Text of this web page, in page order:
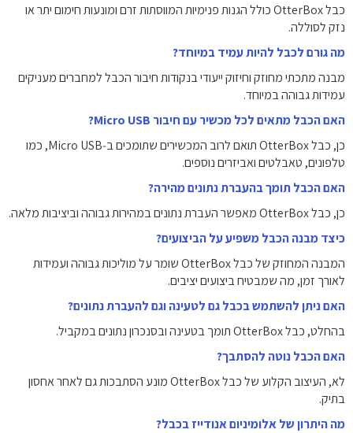
כבל OtterBox כולל הגנות פנימיות המווסתות זרם ומונעות חימום יתר או
נזק לסוללה.
מה גורם לכבל להיות עמיד במיוחד?
מבנה מתכתי מחוזק וחיזוק ייעודי בנקודות חיבור הכבל למחברים מעניקים
עמידות גבוהה במיוחד.
האם הכבל מתאים לכל מכשיר עם חיבור Micro USB?
כן, כבל OtterBox תואם לרוב המכשירים שתומכים ב‑Micro USB, כמו
טלפונים, טאבלטים ואביזרים נוספים.
האם הכבל תומך בהעברת נתונים מהירה?
כן, כבל OtterBox מאפשר העברת נתונים במהירות גבוהה וביציבות מלאה.
כיצד מבנה הכבל משפיע על הביצועים?
המבנה המחוזק של כבל OtterBox שומר על מוליכות גבוהה ועמידות
לאורך זמן, מה שמבטיח ביצועים יציבים.
האם ניתן להשתמש בכבל גם לטעינה וגם להעברת נתונים?
בהחלט, כבל OtterBox תומך בטעינה ובסנכרון נתונים במקביל.
האם הכבל נוטה להסתבך?
לא, העיצוב הקלוע של כבל OtterBox מונע הסתבכות גם לאחר אחסון
בתיק.
מה היתרון של אלומיניום אנודייז בכבל?